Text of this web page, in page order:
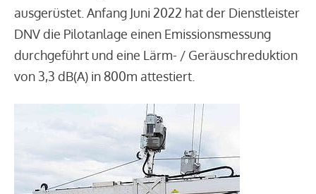
ausgerüstet. Anfang Juni 2022 hat der Dienstleister
DNV die Pilotanlage einen Emissionsmessung
durchgeführt und eine Lärm- / Geräuschreduktion
von 3,3 dB(A) in 800m attestiert.